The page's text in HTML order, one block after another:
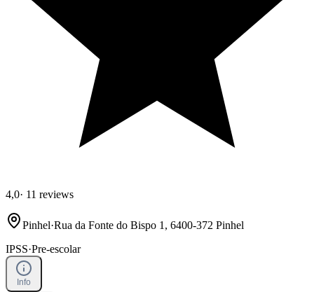
4,0· 11 reviews
Pinhel·Rua da Fonte do Bispo 1, 6400-372 Pinhel
IPSS·Pre-escolar
Info